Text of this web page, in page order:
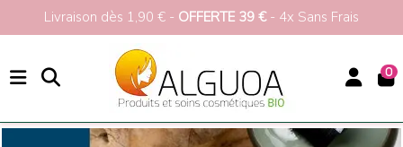
Livraison dès 1,90 € - OFFERTE 39 €- 4x Sans Frais
0
Marques Nuska